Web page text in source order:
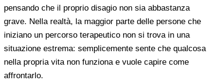
pensando che il proprio disagio non sia abbastanza
grave. Nella realtà, la maggior parte delle persone che
iniziano un percorso terapeutico non si trova in una
situazione estrema: semplicemente sente che qualcosa
nella propria vita non funziona e vuole capire come
affrontarlo.